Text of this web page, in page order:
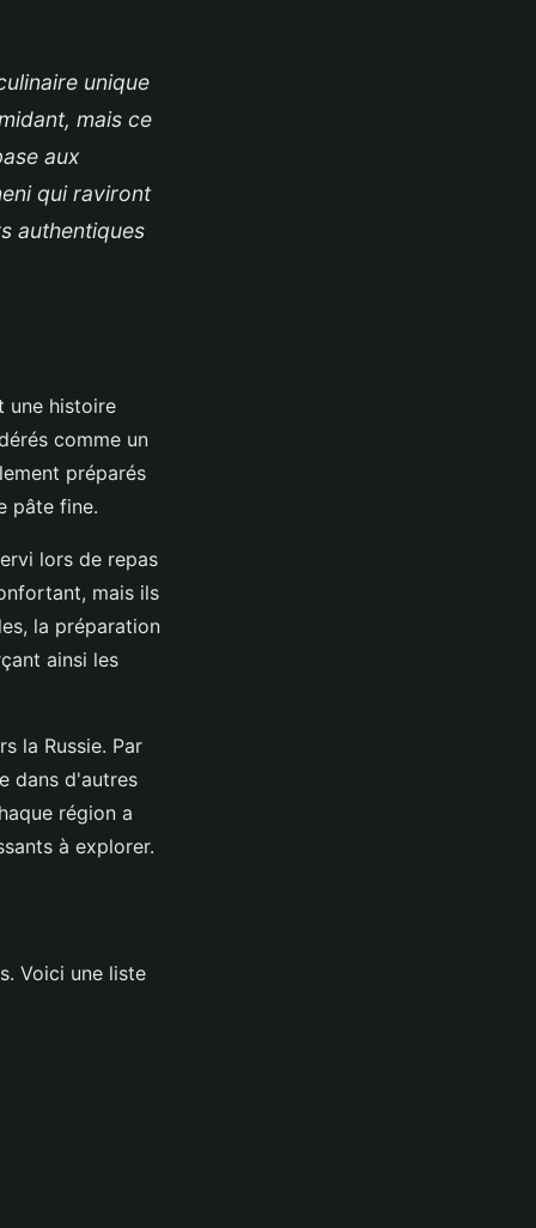
unique
mais ce
aux
qui raviront
authentiques
une histoire
comme un
préparés
pâte fine.
lors de repas
mais ils
la préparation
ainsi les
la Russie. Par
dans d'autres
région a
à explorer.
Voici une liste